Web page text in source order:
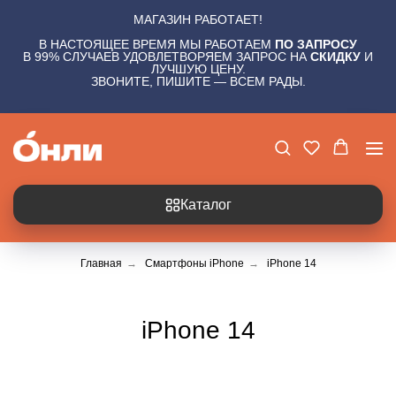
МАГАЗИН РАБОТАЕТ!
В НАСТОЯЩЕЕ ВРЕМЯ МЫ РАБОТАЕМ ПО ЗАПРОСУ
В 99% СЛУЧАЕВ УДОВЛЕТВОРЯЕМ ЗАПРОС НА СКИДКУ И
ЛУЧШУЮ ЦЕНУ.
ЗВОНИТЕ, ПИШИТЕ — ВСЕМ РАДЫ.
Каталог
Главная → Смартфоны iPhone → iPhone 14
iPhone 14